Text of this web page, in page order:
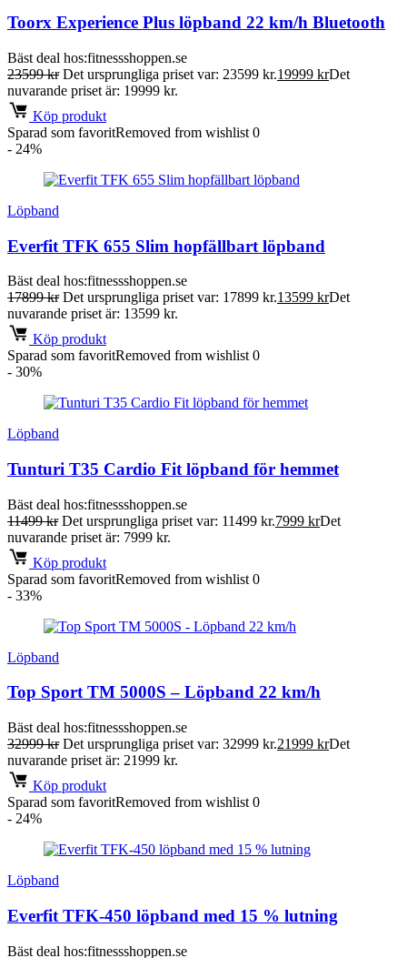
Toorx Experience Plus löpband 22 km/h Bluetooth
Bäst deal hos:fitnessshoppen.se
23599kr Det ursprungliga priset var: 23599 kr.19999 krDet
nuvarande priset är: 19999 kr.
Köp produkt
Sparad som favoritRemoved from wishlist 0
- 24%
Löpband
Everfit TFK 655 Slim hopfällbart löpband
Bäst deal hos:fitnessshoppen.se
17899kr Det ursprungliga priset var: 17899 kr.13599 krDet
nuvarande priset är: 13599 kr.
Köp produkt
Sparad som favoritRemoved from wishlist 0
- 30%
Löpband
Tunturi T35 Cardio Fit löpband för hemmet
Bäst deal hos:fitnessshoppen.se
11499kr Det ursprungliga priset var: 11499 kr.7999 krDet
nuvarande priset är: 7999 kr.
Köp produkt
Sparad som favoritRemoved from wishlist 0
- 33%
Löpband
Top Sport TM 5000S – Löpband 22 km/h
Bäst deal hos:fitnessshoppen.se
32999kr Det ursprungliga priset var: 32999 kr.21999 krDet
nuvarande priset är: 21999 kr.
Köp produkt
Sparad som favoritRemoved from wishlist 0
- 24%
Löpband
Everfit TFK-450 löpband med 15 % lutning
Bäst deal hos:fitnessshoppen.se